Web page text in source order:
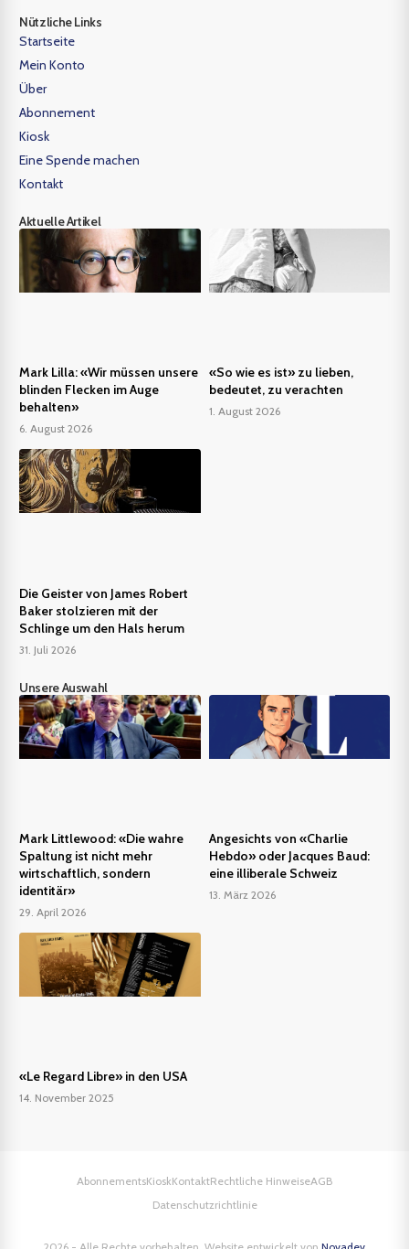
Nützliche Links
Startseite
Mein Konto
Über
Abonnement
Kiosk
Eine Spende machen
Kontakt
Aktuelle Artikel
Mark Lilla: «Wir müssen unsere
blinden Flecken im Auge
behalten»
6. August 2026
«So wie es ist» zu lieben,
bedeutet, zu verachten
1. August 2026
Die Geister von James Robert
Baker stolzieren mit der
Schlinge um den Hals herum
31. Juli 2026
Unsere Auswahl
Mark Littlewood: «Die wahre
Spaltung ist nicht mehr
wirtschaftlich, sondern
identitär»
29. April 2026
Angesichts von «Charlie
Hebdo» oder Jacques Baud:
eine illiberale Schweiz
13. März 2026
«Le Regard Libre» in den USA
14. November 2025
AbonnementsKioskKontaktRechtliche HinweiseAGB
Datenschutzrichtlinie